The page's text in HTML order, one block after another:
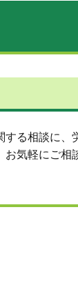
る相談に、
気軽にご相